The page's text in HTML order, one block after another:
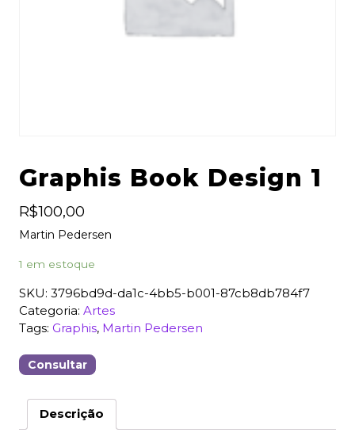
Graphis Book Design 1
R$100,00
Martin Pedersen
1 em estoque
SKU: 3796bd9d-da1c-4bb5-b001-87cb8db784f7
Categoria: Artes
Tags: Graphis, Martin Pedersen
Consultar
Descrição